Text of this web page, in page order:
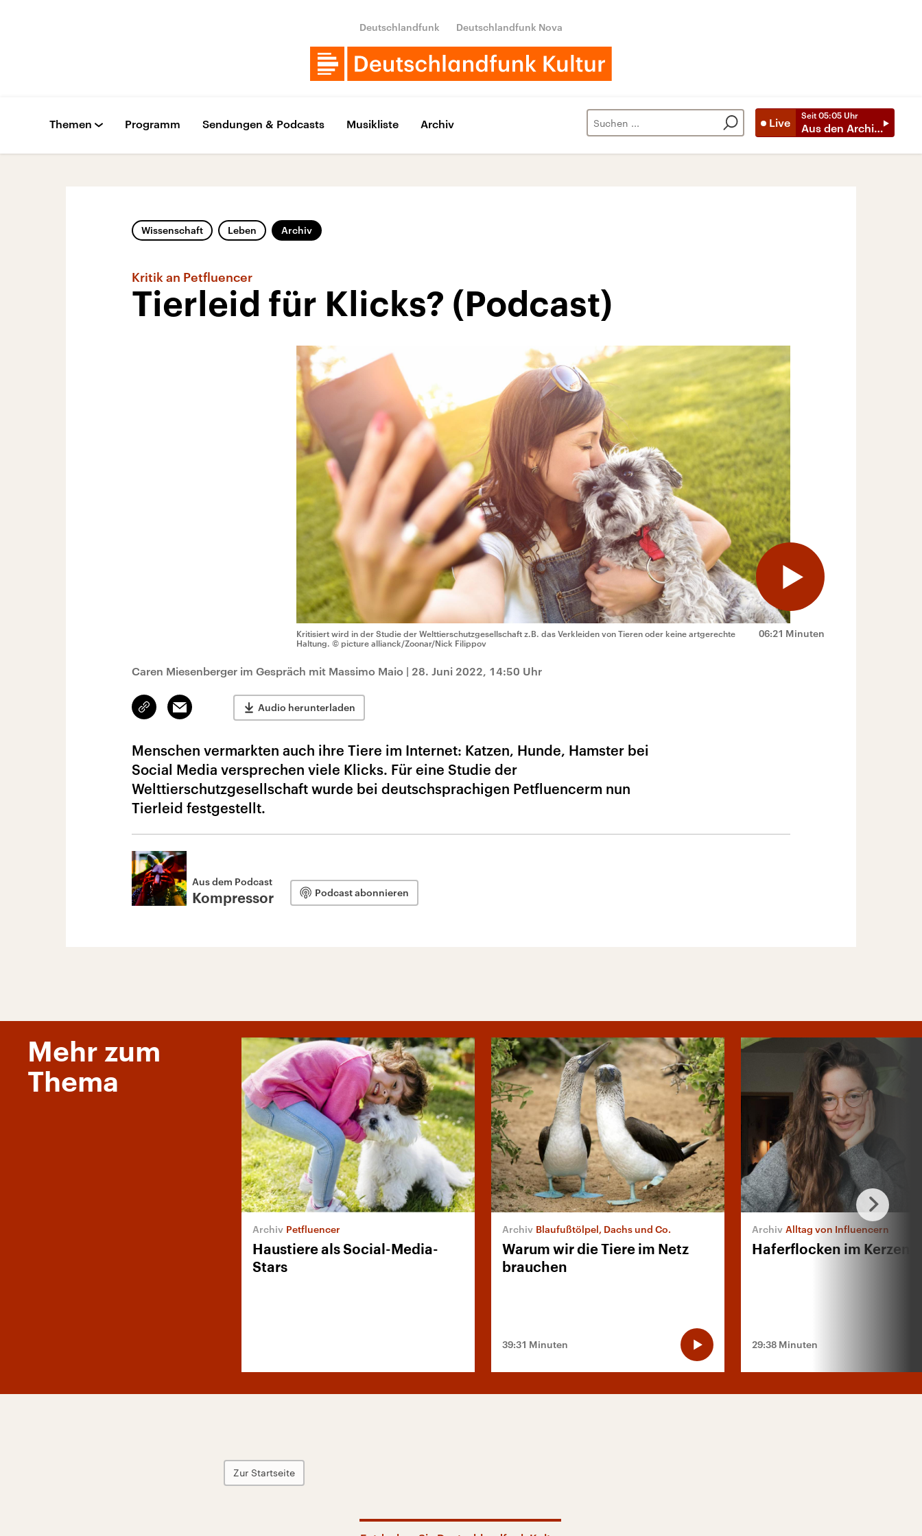
Deutschlandfunk Deutschlandfunk Nova
Live
Seit 05:05 Uhr
Aus den Archiven
Themen Programm Sendungen & Podcasts Musikliste Archiv
Wissenschaft Leben Archiv
Kritik an Petfluencer
Tierleid für Klicks? (Podcast)
06:21 Minuten
Kritisiert wird in der Studie der Welttierschutzgesellschaft z.B. das Verkleiden von Tieren oder keine artgerechte
Haltung. © picture allianck/Zoonar/Nick Filippov
Caren Miesenberger im Gespräch mit Massimo Maio | 28. Juni 2022, 14:50 Uhr
Link
kopieren/teilen
Email Audio herunterladen
Menschen vermarkten auch ihre Tiere im Internet: Katzen, Hunde, Hamster bei
Social Media versprechen viele Klicks. Für eine Studie der
Welttierschutzgesellschaft wurde bei deutschsprachigen Petfluencerm nun
Tierleid festgestellt.
Aus dem Podcast
Kompressor Podcast abonnieren
Mehr zum
Thema
Petfluencer
Haustiere als Social-Media-
Stars
Blaufußtölpel, Dachs und Co.
Warum wir die Tiere im Netz
brauchen
39:31 Minuten
Alltag von Influencern
Haferflocken im
29:38 Minuten
Zur Startseite